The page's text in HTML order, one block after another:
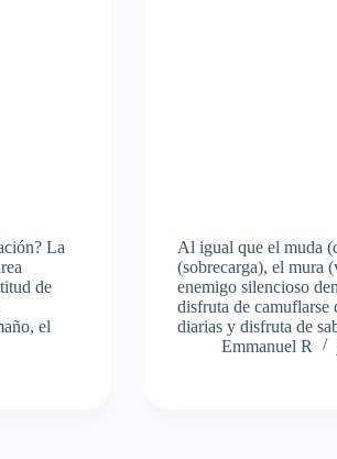
La
de
el
Al igual que el muda
(sobrecarga), el mura
enemigo silencioso
disfruta de camuflarse
diarias y disfruta de
Emmanuel R